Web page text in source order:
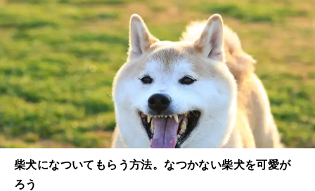
柴犬になついてもらう方法。なつかない柴犬を可愛が
ろう